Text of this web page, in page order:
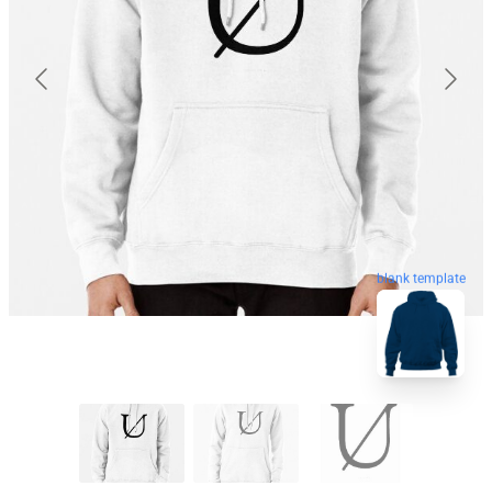
blank template